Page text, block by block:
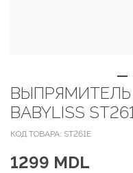
BABYLISS
КОД ТОВАРА: ST261E
1299 MDL